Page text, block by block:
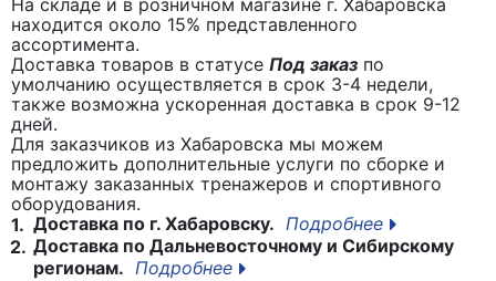
находится около 15% представленного
ассортимента.
Доставка товаров в статусе Под заказ по
умолчанию осуществляется в срок 3-4 недели,
также возможна ускоренная доставка в срок 9-12
дней.
Для заказчиков из Хабаровска мы можем
предложить дополнительные услуги по сборке и
монтажу заказанных тренажеров и спортивного
оборудования.
1. Доставка по г. Хабаровску. Подробнее
2. Доставка по Дальневосточному и Сибирскому
регионам. Подробнее